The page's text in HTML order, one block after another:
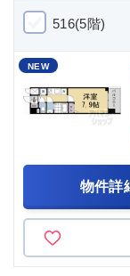
516(5階)
NEW
物件詳